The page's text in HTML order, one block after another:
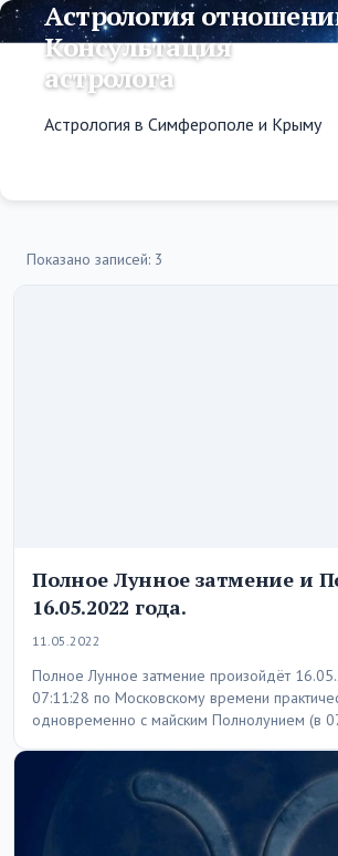
Астрология
Консультация
астролога
Астрология в Симферополе и Крыму
Показано записей: 3
Полное Лунное затмение и
16.05.2022 года.
11.05.2022
Полное Лунное затмение произойдёт
07:11:28 по Московскому времени
одновременно с майским Полнолунием (в